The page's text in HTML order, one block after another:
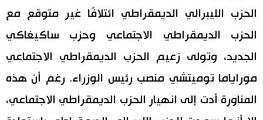
الحزب الليبرالي الديمقراطي ائتلافًا غير متوقع مع
الحزب الديمقراطي الاجتماعي وحزب ساكيغاكي
الجديد، وتولى زعيم الحزب الديمقراطي الاجتماعي
موراياما توميتشي منصب رئيس الوزراء. رغم أن هذه
المناورة أدت إلى انهيار الحزب الديمقراطي الاجتماعي،